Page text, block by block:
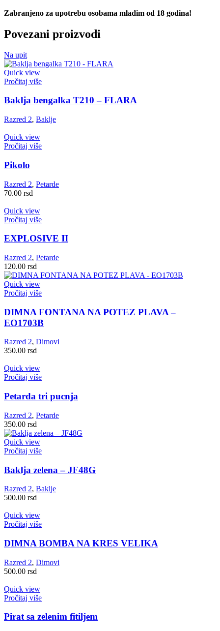
Zabranjeno za upotrebu osobama mlađim od 18 godina!
Povezani proizvodi
Na upit
Quick view
Pročitaj više
Baklja bengalka T210 – FLARA
Razred 2, Baklje
Quick view
Pročitaj više
Pikolo
Razred 2, Petarde
70.00 rsd
Quick view
Pročitaj više
EXPLOSIVE II
Razred 2, Petarde
120.00 rsd
Quick view
Pročitaj više
DIMNA FONTANA NA POTEZ PLAVA –
EO1703B
Razred 2, Dimovi
350.00 rsd
Quick view
Pročitaj više
Petarda tri pucnja
Razred 2, Petarde
350.00 rsd
Quick view
Pročitaj više
Baklja zelena – JF48G
Razred 2, Baklje
500.00 rsd
Quick view
Pročitaj više
DIMNA BOMBA NA KRES VELIKA
Razred 2, Dimovi
500.00 rsd
Quick view
Pročitaj više
Pirat sa zelenim fitiljem